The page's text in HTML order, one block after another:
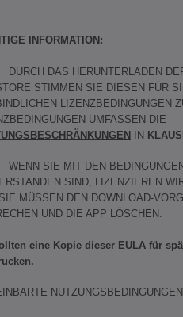
INFORMATION:
DAS HERUNTERLADEN
STIMMEN SIE DIESEN FÜR
LIZENZBEDINGUNGEN
UMFASSEN DIE
IN
SIE MIT DEN BEDINGUNGEN
SIND, LIZENZIEREN
MÜSSEN DEN DOWNLOAD-
UND DIE APP LÖSCHEN.
eine Kopie dieser EULA für
NUTZUNGSBEDINGUNGEN